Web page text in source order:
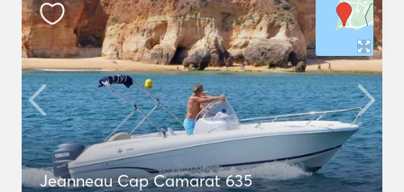
Jeanneau Cap Camarat 635